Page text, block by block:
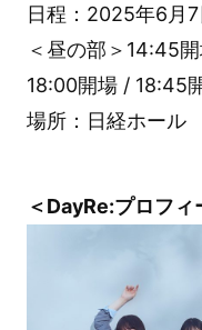
日程：2025年6月7
＜昼の部＞14:45
18:00開場 / 18:45
場所：日経ホール
＜DayRe:プロフィ